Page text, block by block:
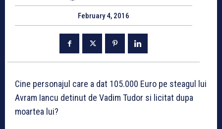
February 4, 2016
Cine personajul care a dat 105.000 Euro pe steagul lui
Avram Iancu detinut de Vadim Tudor si licitat dupa
moartea lui?